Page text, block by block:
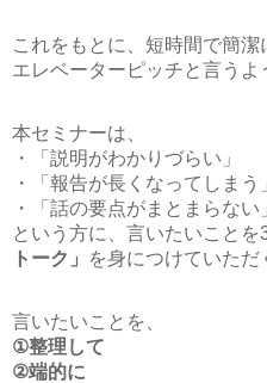
これをもとに、短時間で簡
エレベーターピッチと言うよ
本セミナーは、
・「説明がわかりづらい」
・「報告が長くなってしまう
・「話の要点がまとまらない
という方に、言いたいことを
トーク」
を身につけていただ
言いたいことを、
①整理して
②端的に